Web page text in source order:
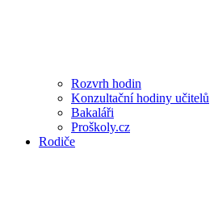
Rozvrh hodin
Konzultační hodiny učitelů
Bakaláři
Proškoly.cz
Rodiče